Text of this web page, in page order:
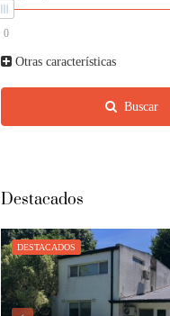
Otras características
Buscar
Destacados
DESTACADOS